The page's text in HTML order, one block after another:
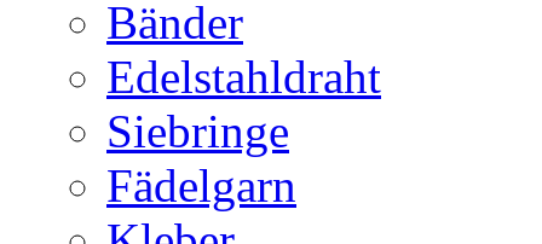
Bänder
Edelstahldraht
Siebringe
Fädelgarn